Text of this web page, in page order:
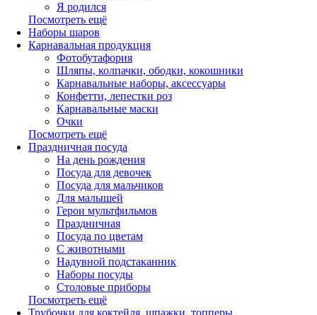
Я родился
Посмотреть ещё
Наборы шаров
Карнавальная продукция
Фотобутафория
Шляпы, колпачки, ободки, кокошники
Карнавальные наборы, аксессуары
Конфетти, лепестки роз
Карнавальные маски
Очки
Посмотреть ещё
Праздничная посуда
На день рождения
Посуда для девочек
Посуда для мальчиков
Для малышей
Герои мультфильмов
Праздничная
Посуда по цветам
С животными
Надувной подстаканник
Наборы посуды
Столовые приборы
Посмотреть ещё
Трубочки для коктейля, шпажки, топперы